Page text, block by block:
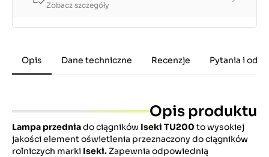
Zobacz szczegóły
Opis Dane techniczne Recenzje Pytania i
Opis produktu
Lampa przedniado ciągników Iseki TU200 to wysokiej
jakości element oświetlenia przeznaczony do ciągników
rolniczych marki Iseki.Zapewnia odpowiednią